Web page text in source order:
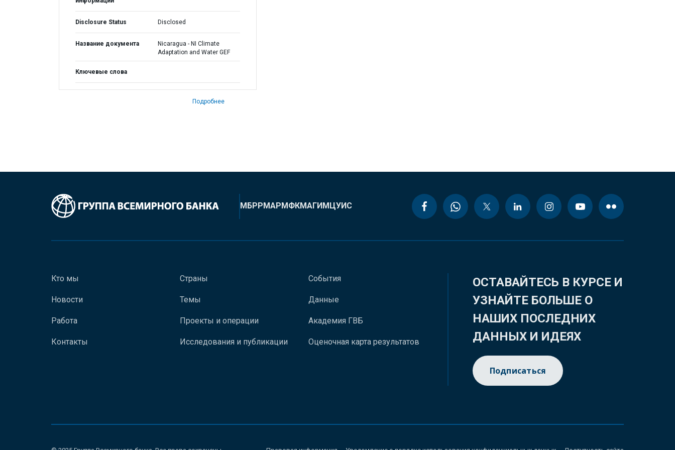
Disclosure Status Disclosed
Название документа
Nicaragua - NI Climate
Adaptation and Water GEF
Ключевые слова
Подробнее
МБРРМАРМФКМАГИМЦУИС
Кто мы
Новости
Работа
Контакты
Страны
Темы
Проекты и операции
Исследования и публикации
События
Данные
Академия ГВБ
Оценочная карта результатов
ОСТАВАЙТЕСЬ В КУРСЕ И
УЗНАЙТЕ БОЛЬШЕ О
НАШИХ ПОСЛЕДНИХ
ДАННЫХ И ИДЕЯХ
Подписаться